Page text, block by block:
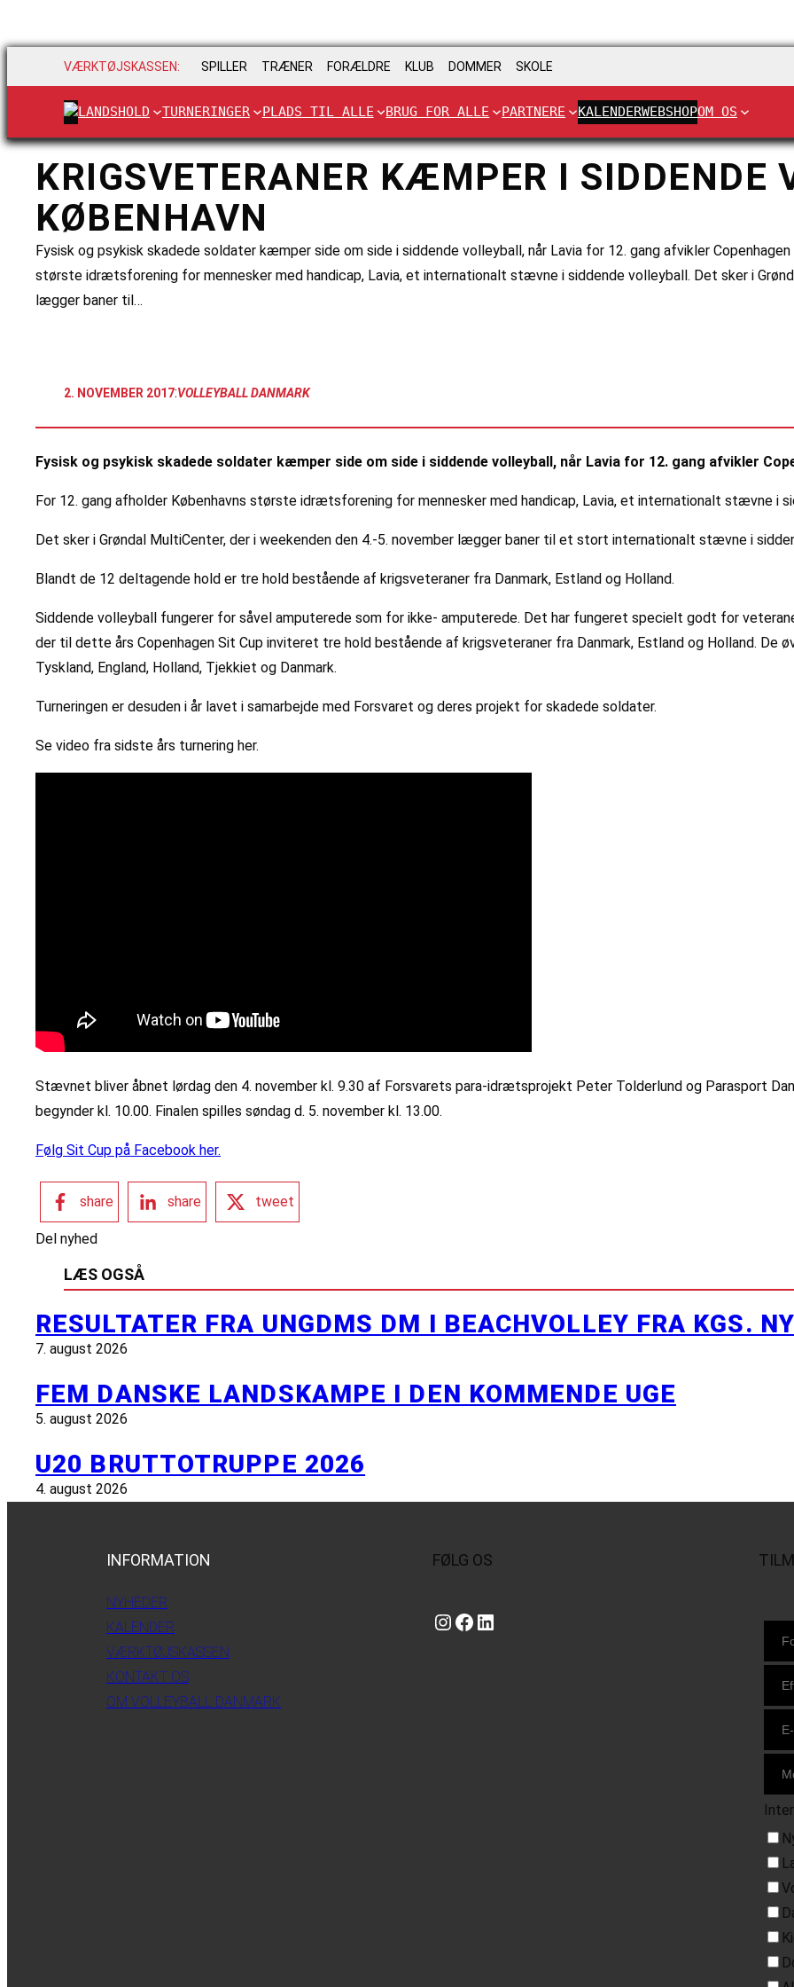
VÆRKTØJSKASSEN: SPILLER TRÆNER FORÆLDRE KLUB DOMMER SKOLE
LANDSHOLD TURNERINGER PLADS TIL ALLE BRUG FOR ALLE PARTNERE KALENDERWEBSHOPOM OS
KRIGSVETERANER KÆMPER I SIDDENDE
KØBENHAVN
Fysisk og psykisk skadede soldater kæmper side om side i siddende volleyball, når Lavia for 12. gang afvikler
største idrætsforening for mennesker med handicap, Lavia, et internationalt stævne i siddende volleyball. Det sker i
lægger baner til…
2. NOVEMBER 2017:VOLLEYBALL DANMARK
Fysisk og psykisk skadede soldater kæmper side om side i siddende volleyball, når Lavia for 12. gang afvikler
For 12. gang afholder Københavns største idrætsforening for mennesker med handicap, Lavia, et internationalt stævne i
Det sker i Grøndal MultiCenter, der i weekenden den 4.-5. november lægger baner til et stort internationalt stævne i
Blandt de 12 deltagende hold er tre hold bestående af krigsveteraner fra Danmark, Estland og Holland.
Siddende volleyball fungerer for såvel amputerede som for ikke- amputerede. Det har fungeret specielt godt for
der til dette års Copenhagen Sit Cup inviteret tre hold bestående af krigsveteraner fra Danmark, Estland og Holland. De
Tyskland, England, Holland, Tjekkiet og Danmark.
Turneringen er desuden i år lavet i samarbejde med Forsvaret og deres projekt for skadede soldater.
Se video fra sidste års turnering her.
Stævnet bliver åbnet lørdag den 4. november kl. 9.30 af Forsvarets para-idrætsprojekt Peter Tolderlund og Parasport
begynder kl. 10.00. Finalen spilles søndag d. 5. november kl. 13.00.
Følg Sit Cup på Facebook her.
share share tweet
Del nyhed
LÆS OGSÅ
RESULTATER FRA UNGDMS DM I BEACHVOLLEY FRA KGS.
7. august 2026
FEM DANSKE LANDSKAMPE I DEN KOMMENDE UGE
5. august 2026
U20 BRUTTOTRUPPE 2026
4. august 2026
INFORMATION
NYHEDER
KALENDER
VÆRKTØJSKASSEN
KONTAKT OS
OM VOLLEYBALL DANMARK
FØLG OS
Instagram https://www.facebook.com/danishbeachvolleytour LinkedIn